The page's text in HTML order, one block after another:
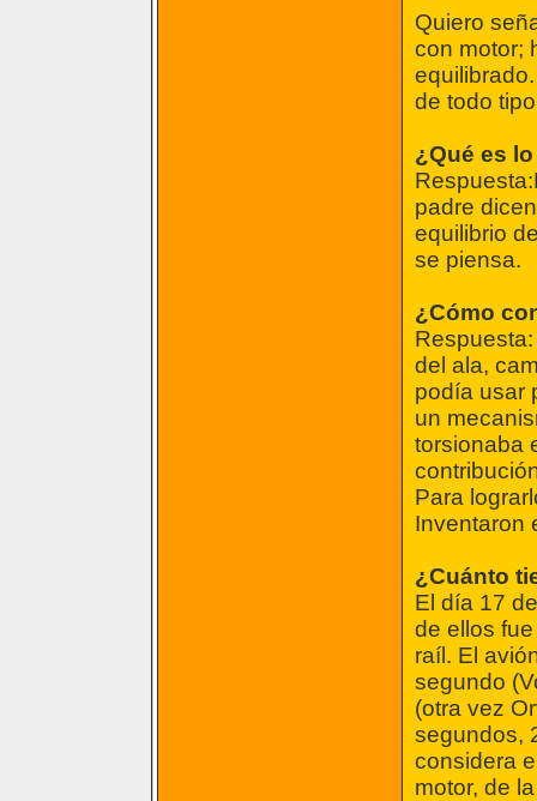
Quiero
con motor;
de todo
¿Qué es
padre
equilibrio
se piensa.
¿Cómo
del ala,
podía usar
un
torsionaba
Para
Inventaron
¿Cuánto
El día 17
de ellos
raíl. El
segundo
(otra vez
segundos,
considera
motor, de